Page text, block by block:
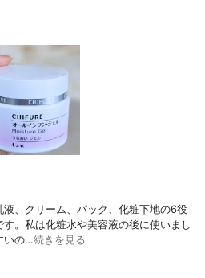
、クリーム、パック、化粧下地の6役
。私は化粧水や美容液の後に使いまし
いの…続きを見る